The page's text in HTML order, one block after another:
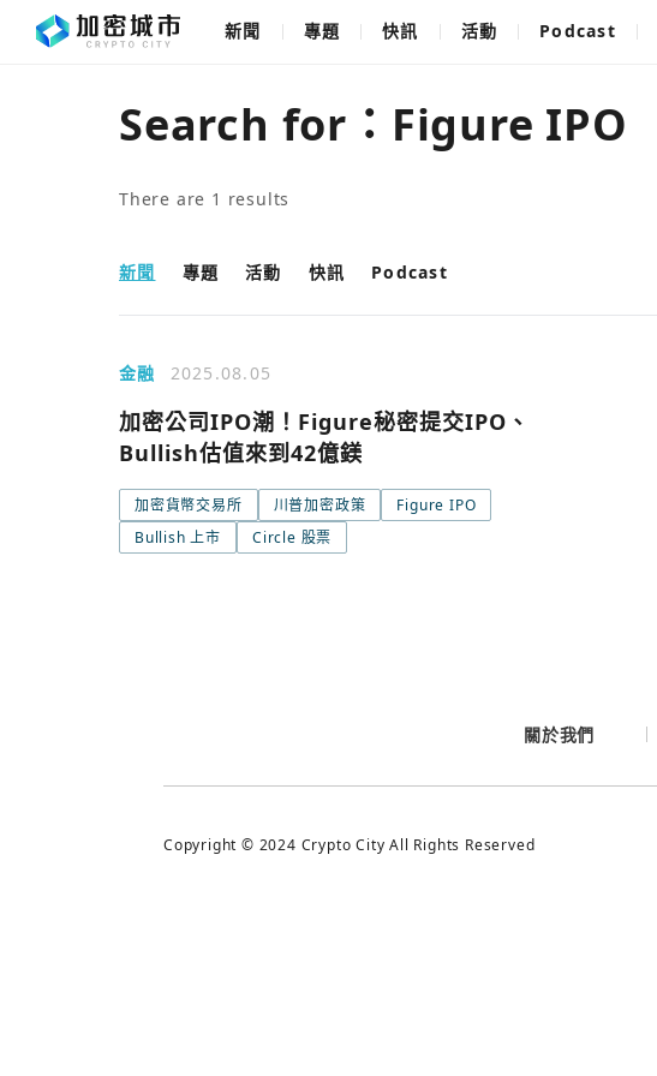
新聞 專題 快訊 活動 Podcast
Search for： Figure IPO
There are 1 results
新聞 專題 活動 快訊 Podcast
金融 2025.08.05
加密公司IPO潮！Figure秘密提交IPO、
Bullish估值來到42億鎂
加密貨幣交易所 川普加密政策
Figure IPO
Bullish 上市
Circle 股票
關於我們
Copyright © 2024 Crypto City All Rights Reserved